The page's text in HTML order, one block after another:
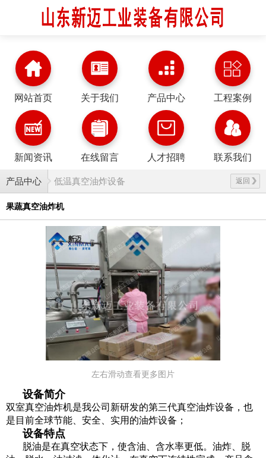
网站首页 关于我们 产品中心 工程案例
新闻资讯 在线留言 人才招聘 联系我们
产品中心 返回
低温真空油炸设备
果蔬真空油炸机
左右滑动查看更多图片
设备简介
双室真空油炸机是我公司新研发的第三代真空油炸设备，也
是目前全球节能、安全、实用的油炸设备；
设备特点
脱油是在真空状态下，使含油、含水率更低。油炸、脱